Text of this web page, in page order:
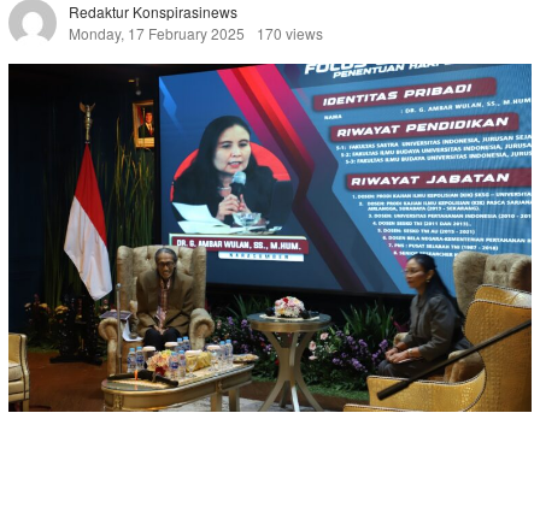
Redaktur Konspirasinews
Monday, 17 February 2025
170 views